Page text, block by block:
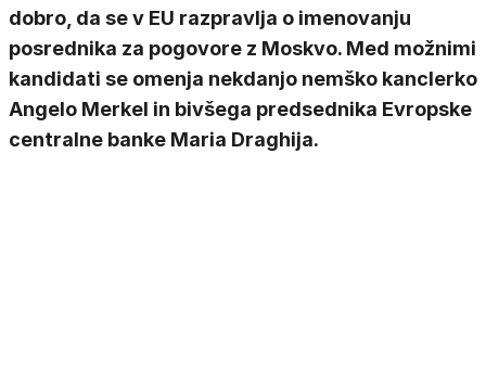
dobro, da se v EU razpravlja o imenovanju
posrednika za pogovore z Moskvo. Med možnimi
kandidati se omenja nekdanjo nemško kanclerko
Angelo Merkel in bivšega predsednika Evropske
centralne banke Maria Draghija.